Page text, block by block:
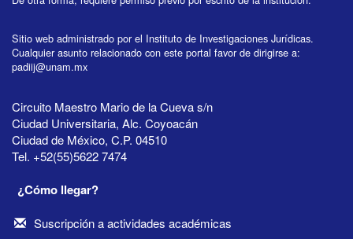
Sitio web administrado por el Instituto de Investigaciones Jurídicas.
Cualquier asunto relacionado con este portal favor de dirigirse a:
padiij@unam.mx
Circuito Maestro Mario de la Cueva s/n
Ciudad Universitaria, Alc. Coyoacán
Ciudad de México, C.P. 04510
Tel. +52(55)5622 7474
¿Cómo llegar?
Suscripción a actividades académicas